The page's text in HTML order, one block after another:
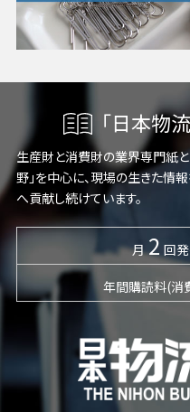
「日本物
生産財と消費財の業界専門紙とし
野」を中心に、現場の生きた情
へ貢献し続けています。
月 2 回
年間購読料(消